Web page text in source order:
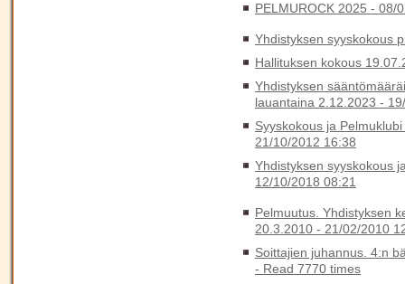
PELMUROCK 2025 - 08/
Yhdistyksen syyskokous
Hallituksen kokous
Yhdistyksen
lauantaina 2.12.2023 -
Syyskokous ja
21/10/2012 16:38
Yhdistyksen syyskokous
12/10/2018 08:21
Pelmuutus. Yhdistyksen
20.3.2010 - 21/02/2010
Soittajien juhannus. 4:n
- Read 7770 times